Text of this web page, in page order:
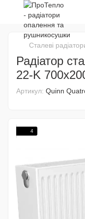
Сталеві
Радіатор
22-K
Артикул: Quinn
4